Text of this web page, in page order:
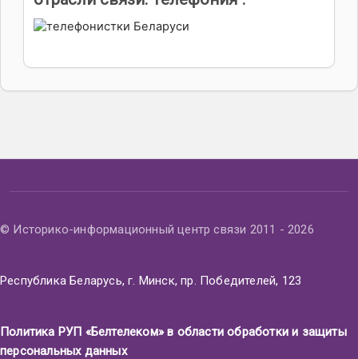
© Историко-информационный центр связи 2011 - 2026
Республика Беларусь, г. Минск, пр. Победителей, 123
Политика РУП «Белтелеком» в области обработки и защиты
персональных данных